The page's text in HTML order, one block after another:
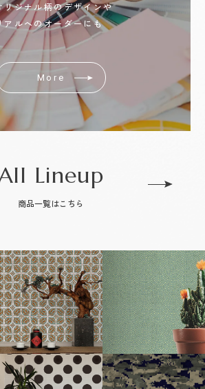
リジナル柄のデザインや
アルへのオーダーにも
More
Lineup
商品一覧はこちら